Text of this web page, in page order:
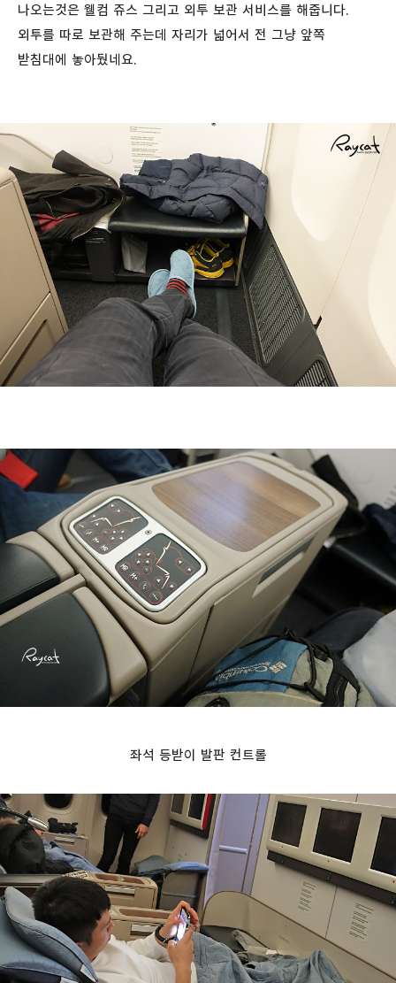
나오는것은 웰컴 쥬스 그리고 외투 보관 서비스를 해줍니다.
외투를 따로 보관해 주는데 자리가 넓어서 전 그냥 앞쪽
받침대에 놓아뒀네요.
좌석 등받이 발판 컨트롤